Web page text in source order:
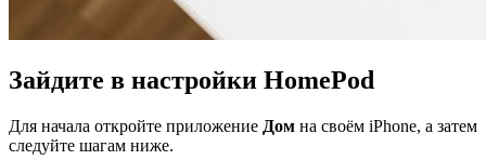
Зайдите в настройки HomePod
Для начала откройте приложение Дом на своём iPhone, а затем
следуйте шагам ниже.